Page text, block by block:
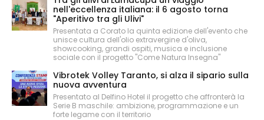
nell'eccellenza italiana: il 6 agosto torna
"Aperitivo tra gli Ulivi"
Presentata a Corato la quinta edizione dell'evento che
unisce cultura dell'olio extravergine d'oliva,
showcooking, grandi ospiti, musica e inclusione
sociale con il progetto "Come Natura Insegna"
Vibrotek Volley Taranto, si alza il sipario sulla
nuova avventura
Presentato al Delfino Hotel il progetto che affronterà la
Serie B maschile: ambizione, programmazione e un
forte legame con il territorio